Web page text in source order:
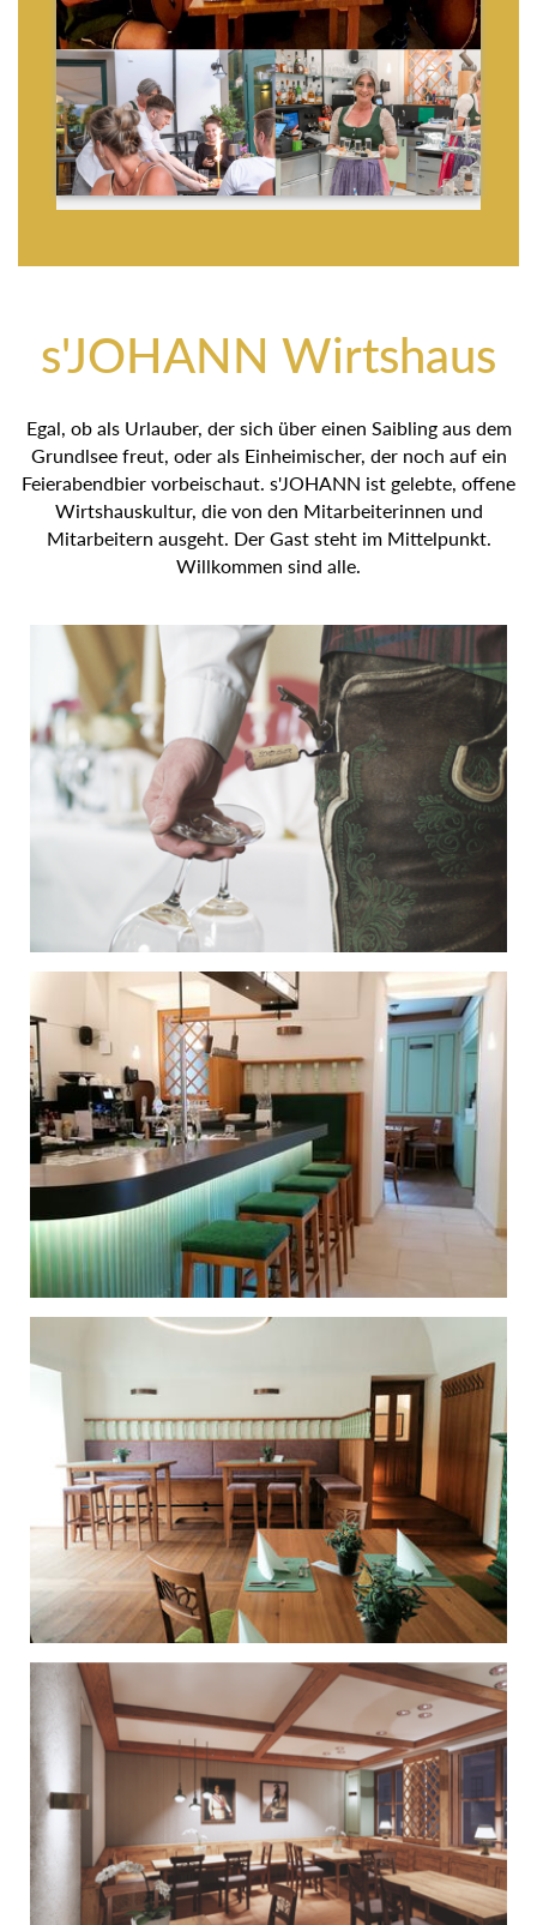
s'JOHANN Wirtshaus
Egal, ob als Urlauber, der sich über einen Saibling aus dem
Grundlsee freut, oder als Einheimischer, der noch auf ein
Feierabendbier vorbeischaut. s'JOHANN ist gelebte, offene
Wirtshauskultur, die von den Mitarbeiterinnen und
Mitarbeitern ausgeht. Der Gast steht im Mittelpunkt.
Willkommen sind alle.